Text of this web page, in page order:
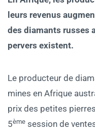
leurs revenus
des diamants russes
pervers existent.
Le producteur de
mines en Afrique
prix des petites
5ème session de ventes